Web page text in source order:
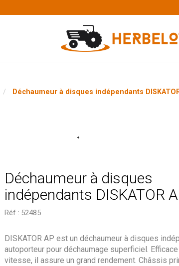
Déchaumeur à disques indépendants
Déchaumeur à disques
indépendants DISKATOR
Réf : 52485
DISKATOR AP est un déchaumeur à disques
autoporteur pour déchaumage superficiel.
vitesse, il assure un grand rendement. Châssis